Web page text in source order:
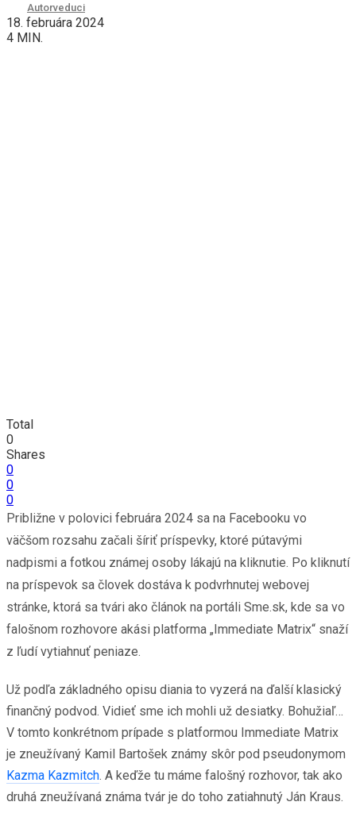
Autorveduci
18. februára 2024
4 MIN.
Total
0
Shares
0
0
0
Približne v polovici februára 2024 sa na Facebooku vo
väčšom rozsahu začali šíriť príspevky, ktoré pútavými
nadpismi a fotkou známej osoby lákajú na kliknutie. Po kliknutí
na príspevok sa človek dostáva k podvrhnutej webovej
stránke, ktorá sa tvári ako článok na portáli Sme.sk, kde sa vo
falošnom rozhovore akási platforma „Immediate Matrix“ snaží
z ľudí vytiahnuť peniaze.
Už podľa základného opisu diania to vyzerá na ďalší klasický
finančný podvod. Vidieť sme ich mohli už desiatky. Bohužiaľ…
V tomto konkrétnom prípade s platformou Immediate Matrix
je zneužívaný Kamil Bartošek známy skôr pod pseudonymom
Kazma Kazmitch. A keďže tu máme falošný rozhovor, tak ako
druhá zneužívaná známa tvár je do toho zatiahnutý Ján Kraus.